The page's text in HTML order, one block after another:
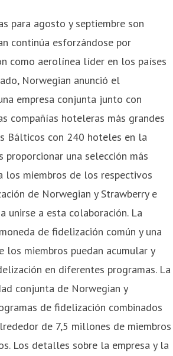
para agosto y septiembre son
continúa esforzándose por
como aerolínea líder en los países
Norwegian anunció el
empresa conjunta junto con
compañías hoteleras más grandes
Bálticos con 240 hoteles en la
proporcionar una selección más
los miembros de los respectivos
de Norwegian y Strawberry e
unirse a esta colaboración. La
de fidelización común y una
los miembros puedan acumular y
en diferentes programas. La
conjunta de Norwegian y
de fidelización combinados
de 7,5 millones de miembros
Los detalles sobre la empresa y la